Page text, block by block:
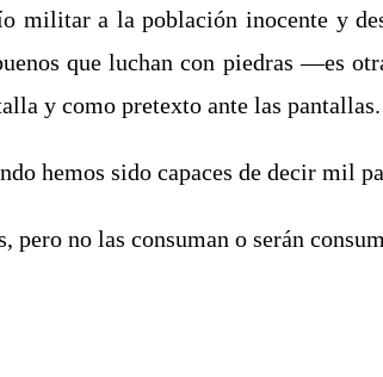
militar a la población inocente y
que luchan con piedras ―es
y como pretexto ante las pantallas.
hemos sido capaces de decir mil
no las consuman o serán